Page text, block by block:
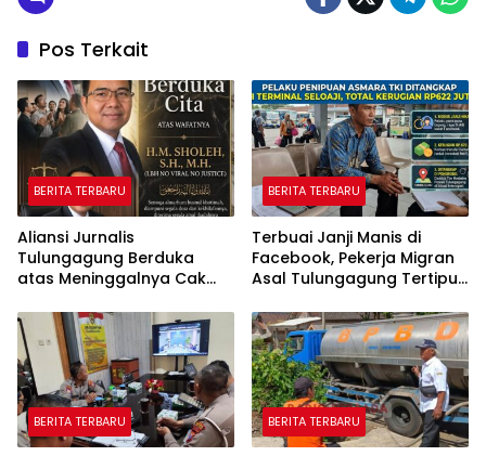
Pos Terkait
BERITA TERBARU
Aliansi Jurnalis
Tulungagung Berduka
atas Meninggalnya Cak
“Beliau Pejuang Keadilan
yang Vokal”
BERITA TERBARU
Terbuai Janji Manis di
Facebook, Pekerja Migran
Asal Tulungagung Tertipu
BERITA TERBARU BERITA TERBARU